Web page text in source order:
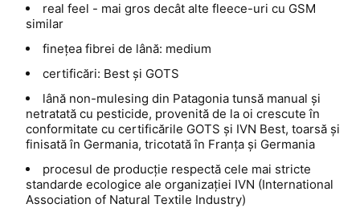
real feel - mai gros decât alte fleece-uri cu GSM
similar
finețea fibrei de lână: medium
certificări: Best și GOTS
lână non-mulesing din Patagonia tunsă manual și
netratată cu pesticide, provenită de la oi crescute în
conformitate cu certificările GOTS și IVN Best, toarsă și
finisată în Germania, tricotată în Franța și Germania
procesul de producție respectă cele mai stricte
standarde ecologice ale organizației IVN (International
Association of Natural Textile Industry)